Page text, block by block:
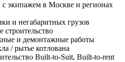
экипажем в Москве и регионах
и негабаритных грузов
строительство
и демонтажные работы
/ рытье котлована
Built-to-Suit, Built-to-rent